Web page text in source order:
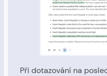
Při dotazování na